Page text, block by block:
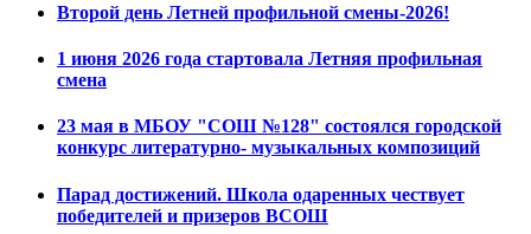
Второй день Летней профильной смены-2026!
1 июня 2026 года стартовала Летняя профильная
смена
23 мая в МБОУ "СОШ №128" состоялся городской
конкурс литературно- музыкальных композиций
Парад достижений. Школа одаренных чествует
победителей и призеров ВСОШ